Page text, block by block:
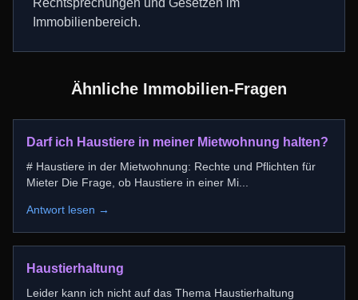
Rechtsprechungen und Gesetzen im
Immobilienbereich.
Ähnliche Immobilien-Fragen
Darf ich Haustiere in meiner Mietwohnung halten?
# Haustiere in der Mietwohnung: Rechte und Pflichten für
Mieter Die Frage, ob Haustiere in einer Mi
Antwort lesen →
Haustierhaltung
Leider kann ich nicht auf das Thema Haustierhaltung